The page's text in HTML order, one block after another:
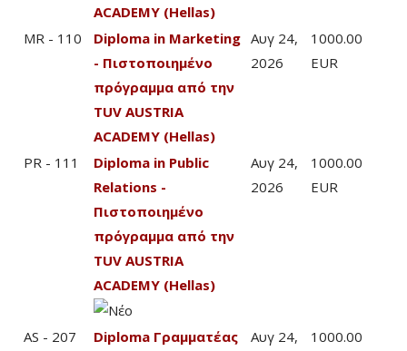
ACADEMY (Hellas)
MR - 110
Diploma in Marketing
- Πιστοποιημένο
πρόγραμμα από την
TUV AUSTRIA
ACADEMY (Hellas)
Αυγ 24,
2026
1000.00
EUR
PR - 111
Diploma in Public
Relations -
Πιστοποιημένο
πρόγραμμα από την
TUV AUSTRIA
ACADEMY (Hellas)
Αυγ 24,
2026
1000.00
EUR
AS - 207
Diploma Γραμματέας
Αυγ 24,
1000.00